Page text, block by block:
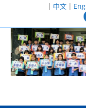
至
｜ 中文｜